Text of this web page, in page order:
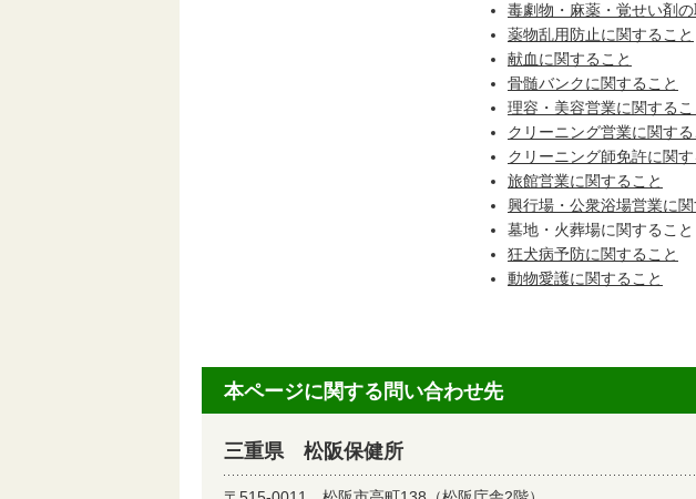
毒劇物・麻薬・覚せい剤
薬物乱用防止に関すること
献血に関すること
骨髄バンクに関すること
理容・美容営業に関するこ
クリーニング営業に関する
クリーニング師免許に関す
旅館営業に関すること
興行場・公衆浴場営業に関
墓地・火葬場に関すること
狂犬病予防に関すること
動物愛護に関すること
本ページに関する問い合わせ先
三重県 松阪保健所